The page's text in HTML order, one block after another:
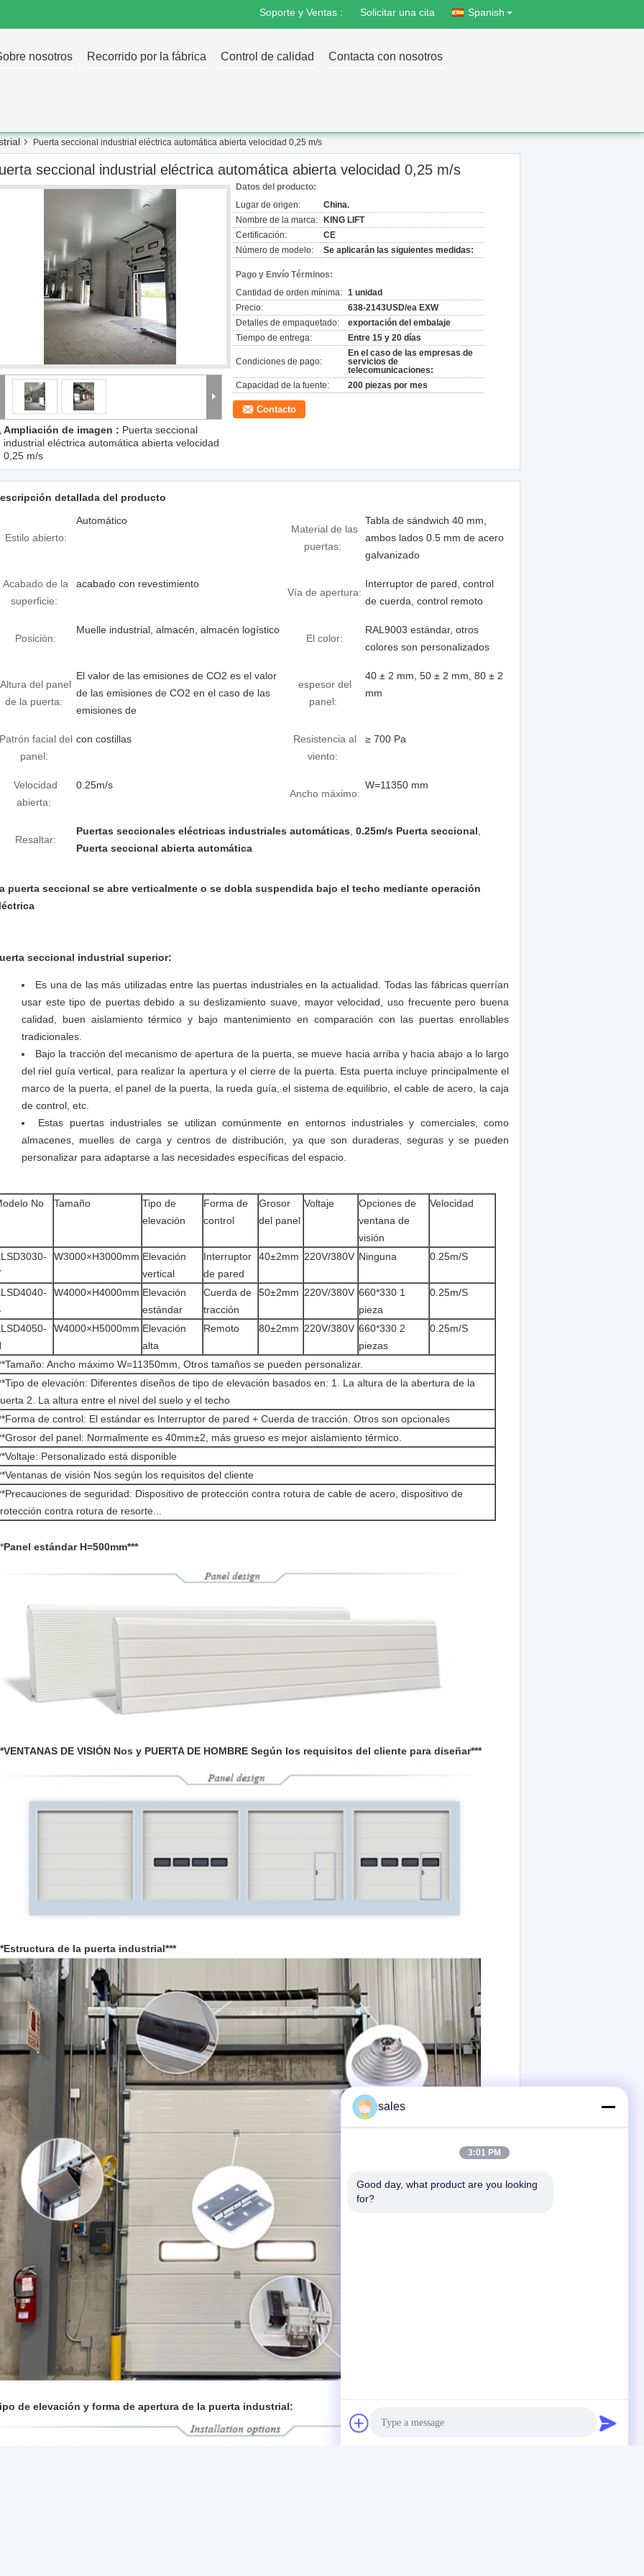
Soporte y Ventas : Solicitar una cita Spanish
nosotros Recorrido por la fábrica Control de calidad Contacta con nosotros
Puerta seccional industrial eléctrica automática abierta velocidad 0,25 m/s
seccional industrial eléctrica automática abierta velocidad 0,25 m/s
Ampliación de imagen : Puerta seccional
industrial eléctrica automática abierta velocidad
0,25 m/s
Datos del producto:
Lugar de origen:
China.
Nombre de la marca:
KING LIFT
Certificación:
CE
Número de modelo:
Se aplicarán las siguientes medidas:
Pago y Envío Términos:
Cantidad de orden mínima: 1 unidad
Precio:
638-2143USD/ea EXW
Detalles de empaquetado:
exportación del embalaje
Tiempo de entrega:
Entre 15 y 20 días
Condiciones de pago:
En el caso de las empresas de
servicios de
telecomunicaciones:
Capacidad de la fuente:
200 piezas por mes
Contacto
detallada del producto
Estilo abierto:
Automático
Material de las
puertas:
Tabla de sándwich 40 mm,
ambos lados 0.5 mm de acero
galvanizado
Acabado de la
superficie:
acabado con revestimiento
Vía de apertura:
Interruptor de pared, control
de cuerda, control remoto
Posición:
Muelle industrial, almacén, almacén logístico
El color:
RAL9003 estándar, otros
colores son personalizados
Altura del panel
de la puerta:
El valor de las emisiones de CO2 es el valor
de las emisiones de CO2 en el caso de las
emisiones de
espesor del
panel:
40 ± 2 mm, 50 ± 2 mm, 80 ± 2
mm
facial del
panel:
con costillas
Resistencia al
viento:
≥ 700 Pa
Velocidad
abierta:
0.25m/s
Ancho máximo:
W=11350 mm
Resaltar:
Puertas seccionales eléctricas industriales automáticas 0.25m/s Puerta seccional
Puerta seccional abierta automática
puerta seccional se abre verticalmente o se dobla suspendida bajo el techo mediante operación
seccional industrial superior:
Es una de las más utilizadas entre las puertas industriales en la actualidad. Todas las fábricas querrían
usar este tipo de puertas debido a su deslizamiento suave, mayor velocidad, uso frecuente pero buena
calidad, buen aislamiento térmico y bajo mantenimiento en comparación con las puertas enrollables
tradicionales.
Bajo la tracción del mecanismo de apertura de la puerta, se mueve hacia arriba y hacia abajo a lo largo
del riel guía vertical, para realizar la apertura y el cierre de la puerta. Esta puerta incluye principalmente el
marco de la puerta, el panel de la puerta, la rueda guía, el sistema de equilibrio, el cable de acero, la caja
de control, etc.
Estas puertas industriales se utilizan comúnmente en entornos industriales y comerciales, como
almacenes, muelles de carga y centros de distribución, ya que son duraderas, seguras y se pueden
personalizar para adaptarse a las necesidades específicas del espacio.
No Tamaño
Tipo de
elevación
Forma de
control
Grosor
del panel
Voltaje
Opciones de
ventana de
visión
Velocidad
W3000×H3000mm Elevación
vertical
Interruptor
de pared
40±2mm 220V/380V Ninguna 0.25m/S
W4000×H4000mm Elevación
estándar
Cuerda de
tracción
50±2mm 220V/380V 660*330 1
pieza
0.25m/S
W4000×H5000mm Elevación
alta
Remoto 80±2mm 220V/380V 660*330 2
piezas
0.25m/S
Ancho máximo W=11350mm, Otros tamaños se pueden personalizar.
de elevación: Diferentes diseños de tipo de elevación basados en: 1. La altura de la abertura de la
2. La altura entre el nivel del suelo y el techo
de control: El estándar es Interruptor de pared + Cuerda de tracción. Otros son opcionales
del panel: Normalmente es 40mm±2, más grueso es mejor aislamiento térmico.
Personalizado está disponible
de visión Nos según los requisitos del cliente
de seguridad: Dispositivo de protección contra rotura de cable de acero, dispositivo de
contra rotura de resorte...
Panel estándar H=500mm***
DE VISIÓN Nos y PUERTA DE HOMBRE Según los requisitos del cliente para diseñar***
de la puerta industrial***
de elevación y forma de apertura de la puerta industrial:
sales
3:01 PM
Good day, what product are you looking
for?